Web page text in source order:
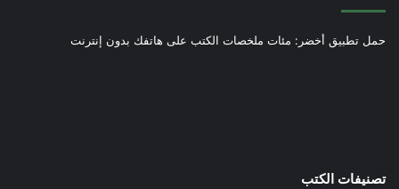
حمل تطبيق أخضر: مئات ملخصات الكتب على هاتفك بدون إنترنت
تصنيفات الكتب